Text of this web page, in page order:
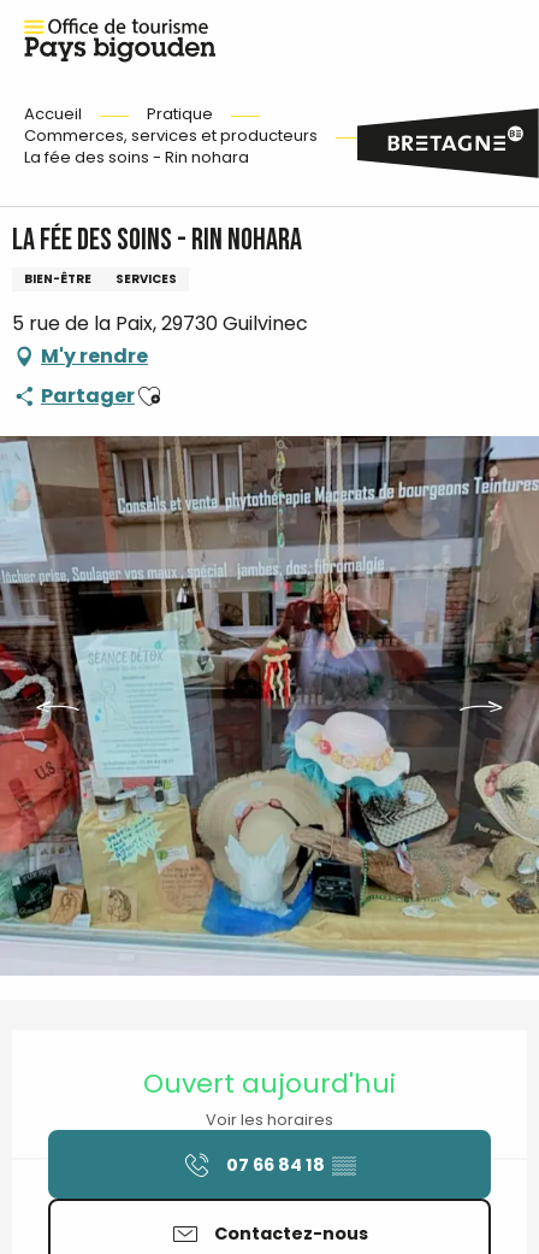
Accueil
Pratique
Commerces, services et producteurs
La fée des soins - Rin nohara
La fée des soins - Rin nohara
BIEN-ÊTRE SERVICES
5 rue de la Paix, 29730 Guilvinec
M'y rendre
PartagerAjouter aux favoris
Ouvert aujourd'hui
Voir les horaires
07 66 84 18 ▒▒
Contactez-nous